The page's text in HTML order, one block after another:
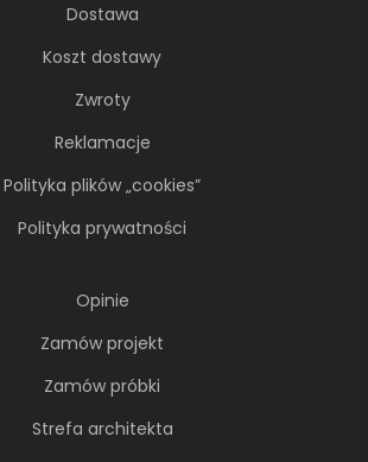
Dostawa
Koszt dostawy
Zwroty
Reklamacje
Polityka plików „cookies”
Polityka prywatności
Opinie
Zamów projekt
Zamów próbki
Strefa architekta